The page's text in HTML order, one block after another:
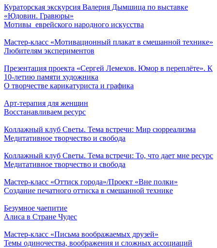
Кураторская экскурсия Валерия Дымшица по выставке
«Юдовин. Гравюры»
Мотивы еврейского народного искусства
Мастер-класс «Мотивационный плакат в смешанной технике»
Любителям экспериментов
Презентация проекта «Сергей Лемехов. Юмор в переплёте». К
10-летию памяти художника
О творчестве карикатуриста и графика
Арт-терапия для женщин
Восстанавливаем ресурс
Коллажный клуб Светы. Тема встречи: Мир сюрреализма
Медитативное творчество и свобода
Коллажный клуб Светы. Тема встречи: То, что дает мне ресурс
Медитативное творчество и свобода
Мастер-класс «Оттиск города»/Проект «Вне полки»
Создание печатного оттиска в смешанной технике
Безумное чаепитие
Алиса в Стране Чудес
Мастер-класс «Письма воображаемых друзей»
Темы одиночества, воображения и сложных ассоциаций